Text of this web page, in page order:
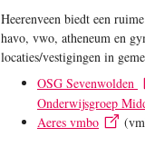
Heerenveen biedt een
havo, vwo, atheneum en
locaties/vestigingen in
OSG Sevenwolden
Onderwijsgroep
Aeres vmbo